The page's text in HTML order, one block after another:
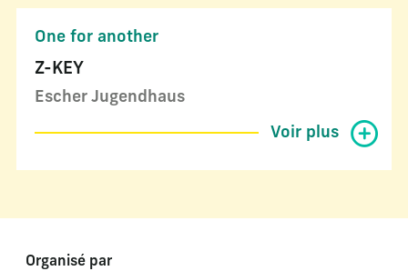
One for another
Z-KEY
Escher Jugendhaus
Voir plus
Organisé par